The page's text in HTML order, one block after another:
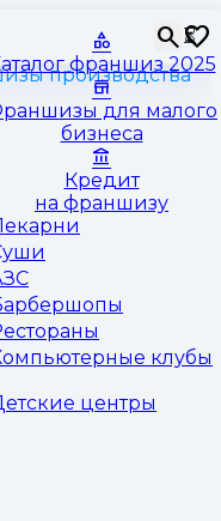
⏳
франшиз 2025
для малого
бизнеса
Кредит
на франшизу
клубы
центры
производства